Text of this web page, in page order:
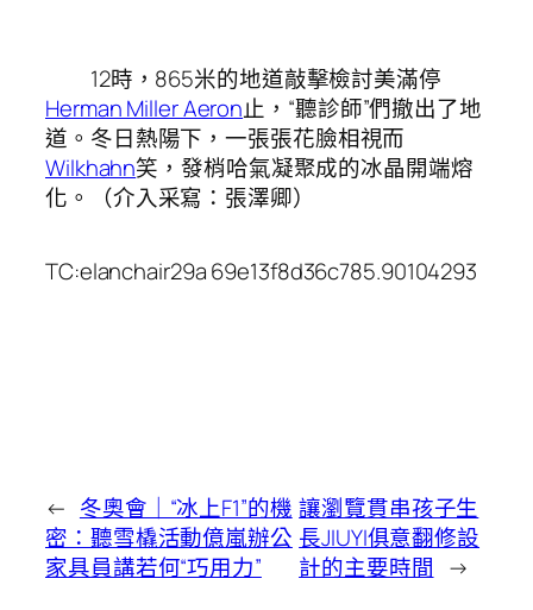
12時，865米的地道敲擊檢討美滿停
Herman Miller Aeron止，“聽診師”們撤出了地
道。冬日熱陽下，一張張花臉相視而
Wilkhahn笑，發梢哈氣凝聚成的冰晶開端熔
化。（介入采寫：張澤卿）
TC:elanchair29a 69e13f8d36c785.90104293
← 冬奧會｜“冰上F1”的機
密：聽雪橇活動億嵐辦公
家具員講若何“巧用力”
讓瀏覽貫串孩子生
長JIUYI俱意翻修設
計的主要時間 →